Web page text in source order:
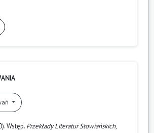
Wstęp. Przekłady Literatur Słowiańskich,